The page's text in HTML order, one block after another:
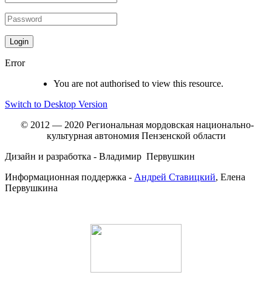
Error
You are not authorised to view this resource.
Switch to Desktop Version
© 2012 — 2020 Региональная мордовская национально-
культурная автономия Пензенской области
Дизайн и разработка - Владимир Первушкин
Информационная поддержка - Андрей Ставицкий, Елена
Первушкина